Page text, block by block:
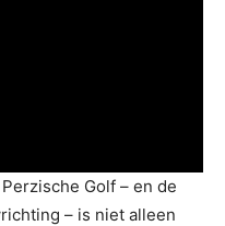
Golf – en de
– is niet alleen